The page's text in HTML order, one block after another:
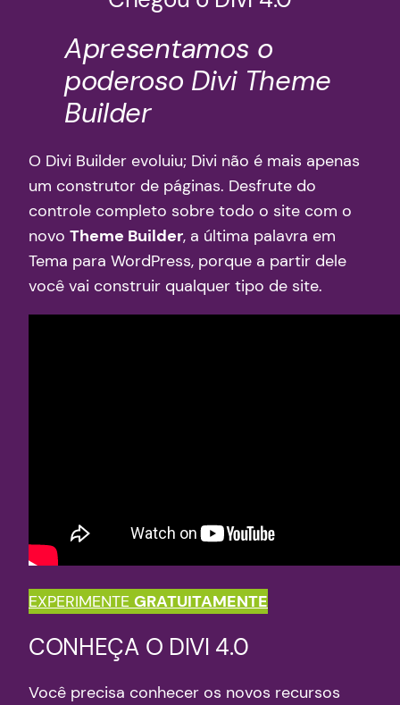
Apresentamos o
poderoso Divi Theme
Builder
O Divi Builder evoluiu; Divi não é mais apenas
um construtor de páginas. Desfrute do
controle completo sobre todo o site com o
novo Theme Builder, a última palavra em
Tema para WordPress, porque a partir dele
você vai construir qualquer tipo de site.
EXPERIMENTE GRATUITAMENTE
CONHEÇA O DIVI 4.0
Você precisa conhecer os novos recursos